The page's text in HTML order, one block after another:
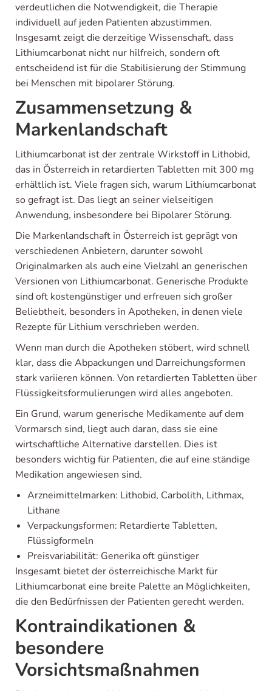
verdeutlichen die Notwendigkeit, die Therapie
individuell auf jeden Patienten abzustimmen.
Insgesamt zeigt die derzeitige Wissenschaft, dass
Lithiumcarbonat nicht nur hilfreich, sondern oft
entscheidend ist für die Stabilisierung der Stimmung
bei Menschen mit bipolarer Störung.
Zusammensetzung &
Markenlandschaft
Lithiumcarbonat ist der zentrale Wirkstoff in Lithobid,
das in Österreich in retardierten Tabletten mit 300 mg
erhältlich ist. Viele fragen sich, warum Lithiumcarbonat
so gefragt ist. Das liegt an seiner vielseitigen
Anwendung, insbesondere bei Bipolarer Störung.
Die Markenlandschaft in Österreich ist geprägt von
verschiedenen Anbietern, darunter sowohl
Originalmarken als auch eine Vielzahl an generischen
Versionen von Lithiumcarbonat. Generische Produkte
sind oft kostengünstiger und erfreuen sich großer
Beliebtheit, besonders in Apotheken, in denen viele
Rezepte für Lithium verschrieben werden.
Wenn man durch die Apotheken stöbert, wird schnell
klar, dass die Abpackungen und Darreichungsformen
stark variieren können. Von retardierten Tabletten über
Flüssigkeitsformulierungen wird alles angeboten.
Ein Grund, warum generische Medikamente auf dem
Vormarsch sind, liegt auch daran, dass sie eine
wirtschaftliche Alternative darstellen. Dies ist
besonders wichtig für Patienten, die auf eine ständige
Medikation angewiesen sind.
Arzneimittelmarken: Lithobid, Carbolith, Lithmax,
Lithane
Verpackungsformen: Retardierte Tabletten,
Flüssigformeln
Preisvariabilität: Generika oft günstiger
Insgesamt bietet der österreichische Markt für
Lithiumcarbonat eine breite Palette an Möglichkeiten,
die den Bedürfnissen der Patienten gerecht werden.
Kontraindikationen &
besondere
Vorsichtsmaßnahmen